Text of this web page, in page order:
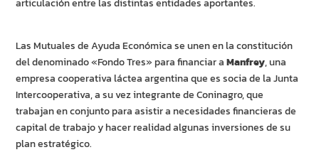
articulación entre las distintas entidades aportantes.
Las Mutuales de Ayuda Económica se unen en la constitución
del denominado «Fondo Tres» para financiar aManfrey, una
empresa cooperativa láctea argentina que es socia de la Junta
Intercooperativa, a su vez integrante de Coninagro, que
trabajan en conjunto para asistir a necesidades financieras de
capital de trabajo y hacer realidad algunas inversiones de su
plan estratégico.